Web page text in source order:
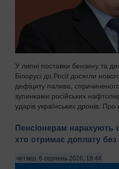
У липні поставки бензину та
Білорусі до Росії досягли
дефіциту палива,
зупинками російських
ударів українських дронів.
Пенсіонерам нарахують
хто отримає доплату без
четвер, 6 серпень 2026, 18:44